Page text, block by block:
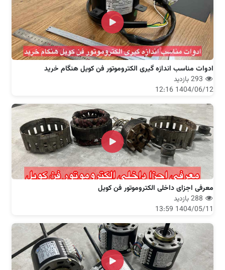
ادوات مناسب اندازه گیری الکتروموتور فن کویل هنگام خرید
1404/06/12 12:16
معرفی اجزای داخلی الکتروموتور فن کویل
1404/05/11 13:59